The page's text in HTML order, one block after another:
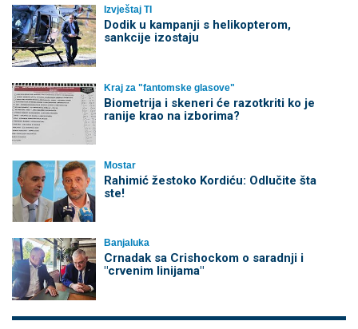
Izvještaj TI
Dodik u kampanji s helikopterom,
sankcije izostaju
Kraj za "fantomske glasove"
Biometrija i skeneri će razotkriti ko je
ranije krao na izborima?
Mostar
Rahimić žestoko Kordiću: Odlučite šta
ste!
Banjaluka
Crnadak sa Crishockom o saradnji i
"crvenim linijama"